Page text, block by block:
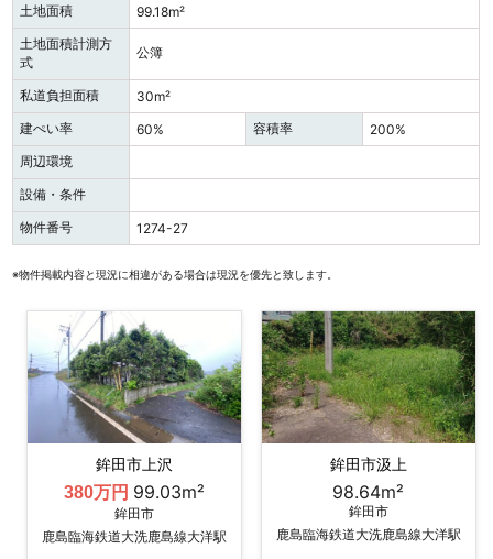
土地面積
99.18m²
土地面積計測方
式
公簿
私道負担面積
30m²
建ぺい率
60% 容積率
200%
周辺環境
設備・条件
物件番号
1274-27
※物件掲載内容と現況に相違がある場合は現況を優先と致します。
鉾田市上沢
380万円 99.03m²
鉾田市
鹿島臨海鉄道大洗鹿島線大洋駅
鉾田市汲上
98.64m²
鉾田市
鹿島臨海鉄道大洗鹿島線大洋駅